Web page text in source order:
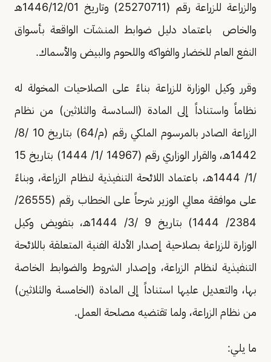
والزراعة للزراعة رقم (25270711) وتاريخ 01/‏12‏/1446هـ
والخاص باعتماد دليل ضوابط المنشآت الواقعة بأسواق
النفع العام للخضار والفواكه واللحوم والبيض والأسماك.
وقرر وكيل الوزارة للزراعة بناءً على الصلاحيات المخولة له
نظاماً واستناداً إلى المادة (السادسة والثلاثين) من نظام
الزراعة الصادر بالمرسوم الملكي رقم (م/64) بتاريخ 10 /8/
1442هـ، والقرار الوزاري رقم (14967 /1/ 1444) بتاريخ 15
/1/ 1444هـ، باعتماد اللائحة التنفيذية لنظام الزراعة، وبناءً
على موافقة معالي الوزير شرحاً على الخطاب رقم (26555/
2384/ 1444) بتاريخ 9 /3/ 1444هـ، بتفويض وكيل
الوزارة للزراعة بصلاحية إصدار الأدلة الفنية المتعلقة باللائحة
التنفيذية لنظام الزراعة، وإصدار الشروط والضوابط الخاصة
بها، والتعديل عليها استناداً إلى المادة (الخامسة والثلاثين)
من نظام الزراعة، ولما تقتضيه مصلحة العمل.
ما يلي: